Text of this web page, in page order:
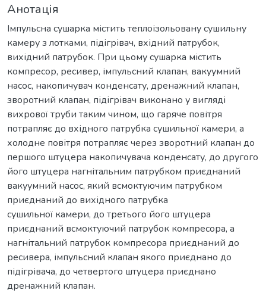
Анотація
Імпульсна сушарка містить теплоізольовану сушильну
камеру з лотками, підігрівач, вхідний патрубок,
вихідний патрубок. При цьому сушарка містить
компресор, ресивер, імпульсний клапан, вакуумний
насос, накопичувач конденсату, дренажний клапан,
зворотний клапан, підігрівач виконано у вигляді
вихрової труби таким чином, що гаряче повітря
потрапляє до вхідного патрубка сушильної камери, а
холодне повітря потрапляє через зворотний клапан до
першого штуцера накопичувача конденсату, до другого
його штуцера нагнітальним патрубком приєднаний
вакуумний насос, який всмоктуючим патрубком
приєднаний до вихідного патрубка
сушильної камери, до третього його штуцера
приєднаний всмоктуючий патрубок компресора, а
нагнітальний патрубок компресора приєднаний до
ресивера, імпульсний клапан якого приєднано до
підігрівача, до четвертого штуцера приєднано
дренажний клапан.